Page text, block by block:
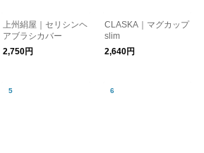
上州絹屋｜セリシンヘ
アブラシカバー
2,750円
CLASKA｜マグカップ
slim
2,640円